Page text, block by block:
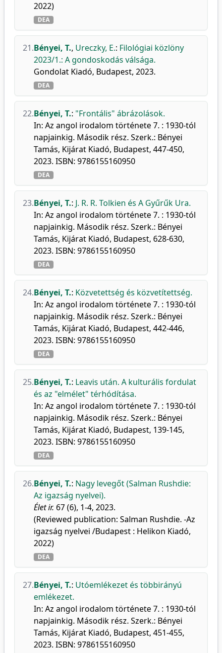
2022)
DEA
21.Bényei, T., Ureczky, E.: Filológiai közlöny
2023/1.: A gondoskodás válsága.
Gondolat Kiadó, Budapest, 2023.
DEA
22.Bényei, T.: "Frontális" ábrázolások.
In: Az angol irodalom története 7. : 1930-tól
napjainkig. Második rész. Szerk.: Bényei
Tamás, Kijárat Kiadó, Budapest, 447-450,
2023. ISBN: 9786155160950
DEA
23.Bényei, T.: J. R. R. Tolkien és A Gyűrűk Ura.
In: Az angol irodalom története 7. : 1930-tól
napjainkig. Második rész. Szerk.: Bényei
Tamás, Kijárat Kiadó, Budapest, 628-630,
2023. ISBN: 9786155160950
DEA
24.Bényei, T.: Közvetettség és közvetítettség.
In: Az angol irodalom története 7. : 1930-tól
napjainkig. Második rész. Szerk.: Bényei
Tamás, Kijárat Kiadó, Budapest, 442-446,
2023. ISBN: 9786155160950
DEA
25.Bényei, T.: Leavis után. A kulturális fordulat
és az "elmélet" térhódítása.
In: Az angol irodalom története 7. : 1930-tól
napjainkig. Második rész. Szerk.: Bényei
Tamás, Kijárat Kiadó, Budapest, 139-145,
2023. ISBN: 9786155160950
DEA
26.Bényei, T.: Nagy levegőt (Salman Rushdie:
Az igazság nyelvei).
Élet ir. 67 (6), 1-4, 2023.
(Reviewed publication: Salman Rushdie. -Az
igazság nyelvei /Budapest : Helikon Kiadó,
2022)
DEA
27.Bényei, T.: Utóemlékezet és többirányú
emlékezet.
In: Az angol irodalom története 7. : 1930-tól
napjainkig. Második rész. Szerk.: Bényei
Tamás, Kijárat Kiadó, Budapest, 451-455,
2023. ISBN: 9786155160950